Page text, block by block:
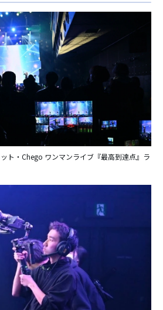
ト・Chego ワンマンライブ『最高到達点』ラ